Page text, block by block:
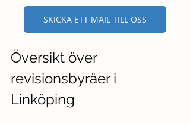
SKICKA ETT MAIL TILL OSS
Översikt över
revisionsbyråer i
Linköping